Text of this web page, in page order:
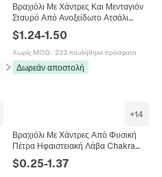
σε Βραχιόλια
Βραχιόλι Με Χάντρες Και Μενταγιόν
Σταυρό Από Ανοξείδωτο Ατσάλι
Μινιμαλιστικό Κόσμημα Για Γυναίκες
$1.24-1.50
Χωρίς MOQ · 233 πουλήθηκε πρόσφατα
Δωρεάν αποστολή
+14
Βραχιόλι Με Χάντρες Από Φυσική
Πέτρα Ηφαιστειακή Λάβα Chakra
Ενέργεια Γιόγκα Ελαστικό Κόσμημα
Για Γυναίκες Άνδρες
$0.25-1.37